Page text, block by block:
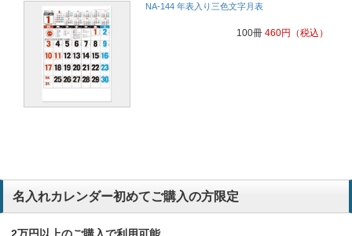
NA-144 年表入り三色文字月表
100冊 460円 （税込）
名入れカレンダー初めてご購入の方限定
2万円以上のご購入で利用可能